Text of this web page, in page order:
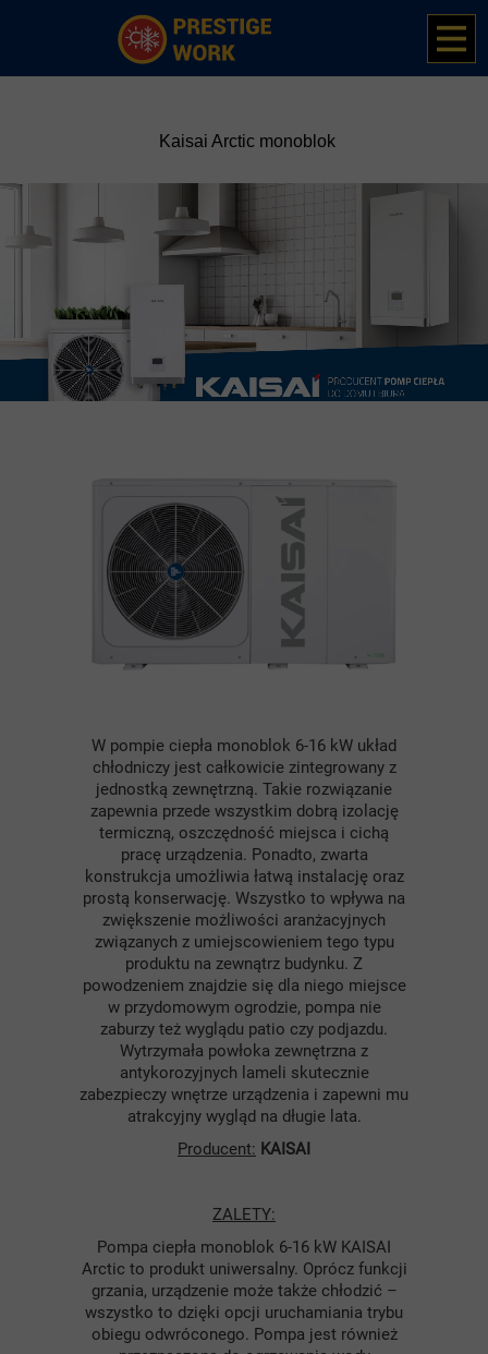
Kaisai Arctic monoblok
W pompie ciepła monoblok 6-16 kW układ
chłodniczy jest całkowicie zintegrowany z
jednostką zewnętrzną. Takie rozwiązanie
zapewnia przede wszystkim dobrą izolację
termiczną, oszczędność miejsca i cichą
pracę urządzenia. Ponadto, zwarta
konstrukcja umożliwia łatwą instalację oraz
prostą konserwację. Wszystko to wpływa na
zwiększenie możliwości aranżacyjnych
związanych z umiejscowieniem tego typu
produktu na zewnątrz budynku. Z
powodzeniem znajdzie się dla niego miejsce
w przydomowym ogrodzie, pompa nie
zaburzy też wyglądu patio czy podjazdu.
Wytrzymała powłoka zewnętrzna z
antykorozyjnych lameli skutecznie
zabezpieczy wnętrze urządzenia i zapewni mu
atrakcyjny wygląd na długie lata.
Producent: KAISAI
ZALETY:
Pompa ciepła monoblok 6-16 kW KAISAI
Arctic to produkt uniwersalny. Oprócz funkcji
grzania, urządzenie może także chłodzić –
wszystko to dzięki opcji uruchamiania trybu
obiegu odwróconego. Pompa jest również